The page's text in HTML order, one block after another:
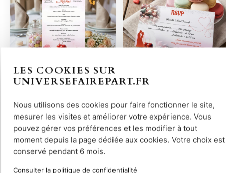
N°256.5 Menu mariage…
Découvrir
N°256.2 Carton réponse…
LES COOKIES SUR
UNIVERSEFAIREPART.FR
Nous utilisons des cookies pour faire fonctionner le site,
mesurer les visites et améliorer votre expérience. Vous
pouvez gérer vos préférences et les modifier à tout
moment depuis la page dédiée aux cookies. Votre choix est
conservé pendant 6 mois.
Consulter la politique de confidentialité